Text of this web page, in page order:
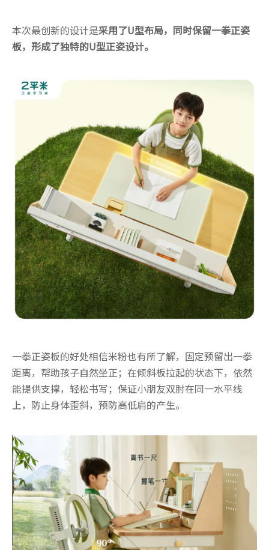
本次最创新的设计是采用了U型布局，同时保留一拳正姿
板，形成了独特的U型正姿设计。
一拳正姿板的好处相信米粉也有所了解，固定预留出一拳
距离，帮助孩子自然坐正；在倾斜板拉起的状态下，依然
能提供支撑，轻松书写；保证小朋友双肘在同一水平线
上，防止身体歪斜，预防高低肩的产生。